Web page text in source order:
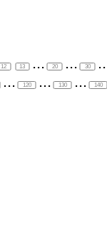
12 13 ... 20 ... 30
... 120 ... 130 ... 140